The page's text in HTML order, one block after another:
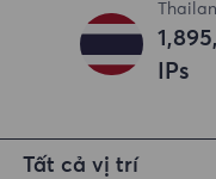
IPs
Tất cả vị trí